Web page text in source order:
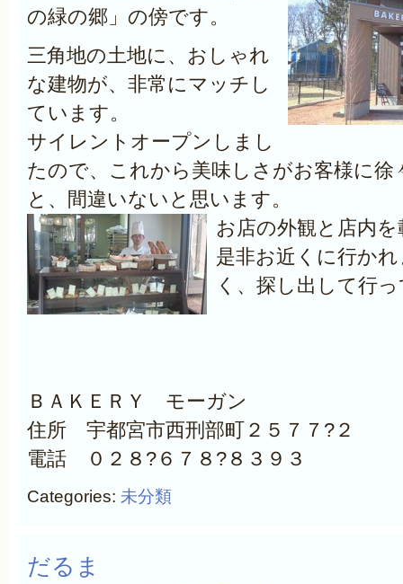
の緑の郷」の傍です。
三角地の土地に、おしゃれ
な建物が、非常にマッチし
ています。
サイレントオープンしまし
たので、これから美味しさがお客様に徐
と、間違いないと思います。
お店の外観と店内
是非お近くに行か
く、探し出して行
ＢＡＫＥＲＹ モーガン
住所 宇都宮市西刑部町２５７７?２
電話 ０２８?６７８?８３９３
Categories: 未分類
だるま